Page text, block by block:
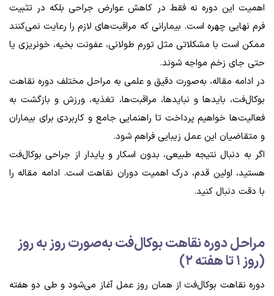
اهمیت این دوره نه فقط در کاهش عوارض جراحی بلکه در تثبیت
فرم نهایی چهره است. بیمارانی که مراقبت‌های لازم را رعایت نمی‌کنند
ممکن است با مشکلاتی مثل تورم طولانی، عفونت بخیه، خونریزی یا
حتی جای زخم مواجه شوند.
در ادامه مقاله، به‌صورت دقیق و علمی به مراحل مختلف دوره نقاهت
بوکال‌فت، بایدها و نبایدها، مراقبت‌ها، تغذیه، ورزش و بازگشت به
فعالیت‌ها خواهیم پرداخت تا راهنمایی جامع و کاربردی برای بیماران
و متقاضیان این عمل زیبایی فراهم شود.
اگر به دنبال نتیجه طبیعی، بدون اسکار و پایدار از جراحی بوکال‌فت
هستید، اولین قدم، درک اهمیت دوران نقاهت است. ادامه مقاله را
با دقت دنبال کنید.
مراحل دوره نقاهت بوکال‌فت به‌صورت روز به روز
(روز ۱ تا هفته ۲)
دوره نقاهت بوکال‌فت از همان روز عمل آغاز می‌شود و طی دو هفته